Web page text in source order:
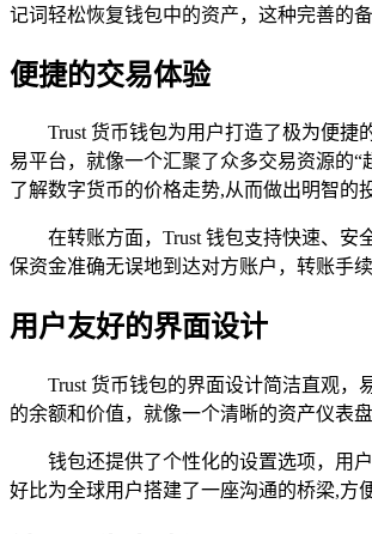
记词轻松恢复钱包中的资产，这种完善的
便捷的交易体验
Trust 货币钱包为用户打造了极为便
易平台，就像一个汇聚了众多交易资源的
了解数字货币的价格走势,从而做出明智的
在转账方面，Trust 钱包支持快速、
保资金准确无误地到达对方账户，转账手
用户友好的界面设计
Trust 货币钱包的界面设计简洁直观
的余额和价值，就像一个清晰的资产仪表
钱包还提供了个性化的设置选项，用
好比为全球用户搭建了一座沟通的桥梁,方